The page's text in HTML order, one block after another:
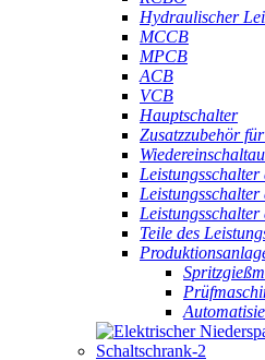
Hydraulischer
MCCB
MPCB
ACB
VCB
Hauptschalter
Zusatzzubehör
Teile des